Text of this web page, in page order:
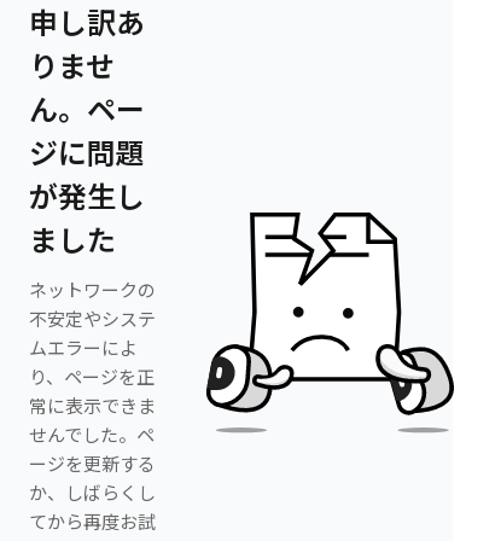
申し訳あ
りませ
ん。ペー
ジに問題
が発生し
ました
ネットワークの
不安定やシステ
ムエラーによ
り、ページを正
常に表示できま
せんでした。ペ
ージを更新する
か、しばらくし
てから再度お試